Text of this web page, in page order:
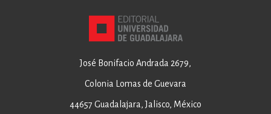
José Bonifacio Andrada 2679,
Colonia Lomas de Guevara
44657 Guadalajara, Jalisco, México